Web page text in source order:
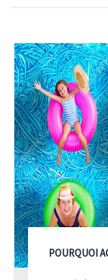
POURQUOI